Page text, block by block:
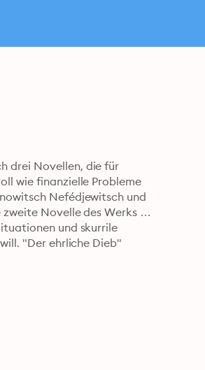
drei Novellen, die für
wie finanzielle Probleme
Nefédjewitsch und
Novelle des Werks
und skurrile
"Der ehrliche Dieb"